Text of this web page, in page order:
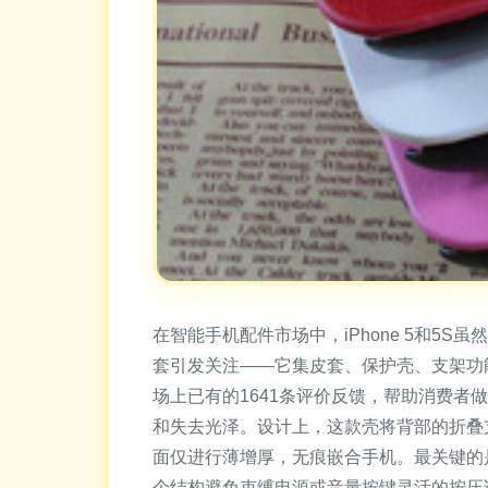
在智能手机配件市场中，iPhone 5和5S虽
套引发关注——它集皮套、保护壳、支架功
场上已有的1641条评价反馈，帮助消费者
和失去光泽。设计上，这款壳将背部的折
面仅进行薄增厚，无痕嵌合手机。最关键